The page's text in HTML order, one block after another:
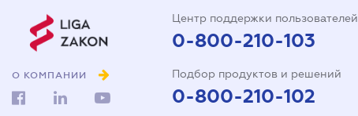
представление интересов в
суде
О КОМПАНИИ
Центр поддержки пользователей
0-800-210-103
Подбор продуктов и решений
0-800-210-102